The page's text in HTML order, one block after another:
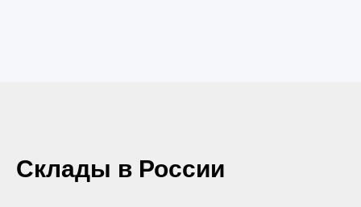
Склады в России